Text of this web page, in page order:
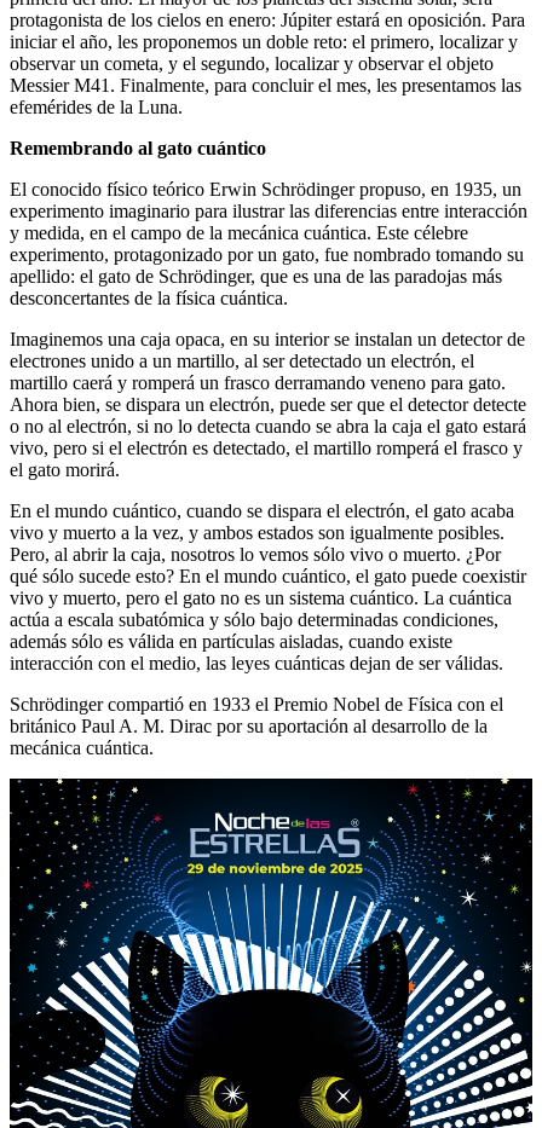
protagonista de los cielos en enero: Júpiter estará en oposición. Para
iniciar el año, les proponemos un doble reto: el primero, localizar y
observar un cometa, y el segundo, localizar y observar el objeto
Messier M41. Finalmente, para concluir el mes, les presentamos las
efemérides de la Luna.
Remembrando al gato cuántico
El conocido físico teórico Erwin Schrödinger propuso, en 1935, un
experimento imaginario para ilustrar las diferencias entre interacción
y medida, en el campo de la mecánica cuántica. Este célebre
experimento, protagonizado por un gato, fue nombrado tomando su
apellido: el gato de Schrödinger, que es una de las paradojas más
desconcertantes de la física cuántica.
Imaginemos una caja opaca, en su interior se instalan un detector de
electrones unido a un martillo, al ser detectado un electrón, el
martillo caerá y romperá un frasco derramando veneno para gato.
Ahora bien, se dispara un electrón, puede ser que el detector detecte
o no al electrón, si no lo detecta cuando se abra la caja el gato estará
vivo, pero si el electrón es detectado, el martillo romperá el frasco y
el gato morirá.
En el mundo cuántico, cuando se dispara el electrón, el gato acaba
vivo y muerto a la vez, y ambos estados son igualmente posibles.
Pero, al abrir la caja, nosotros lo vemos sólo vivo o muerto. ¿Por
qué sólo sucede esto? En el mundo cuántico, el gato puede coexistir
vivo y muerto, pero el gato no es un sistema cuántico. La cuántica
actúa a escala subatómica y sólo bajo determinadas condiciones,
además sólo es válida en partículas aisladas, cuando existe
interacción con el medio, las leyes cuánticas dejan de ser válidas.
Schrödinger compartió en 1933 el Premio Nobel de Física con el
británico Paul A. M. Dirac por su aportación al desarrollo de la
mecánica cuántica.